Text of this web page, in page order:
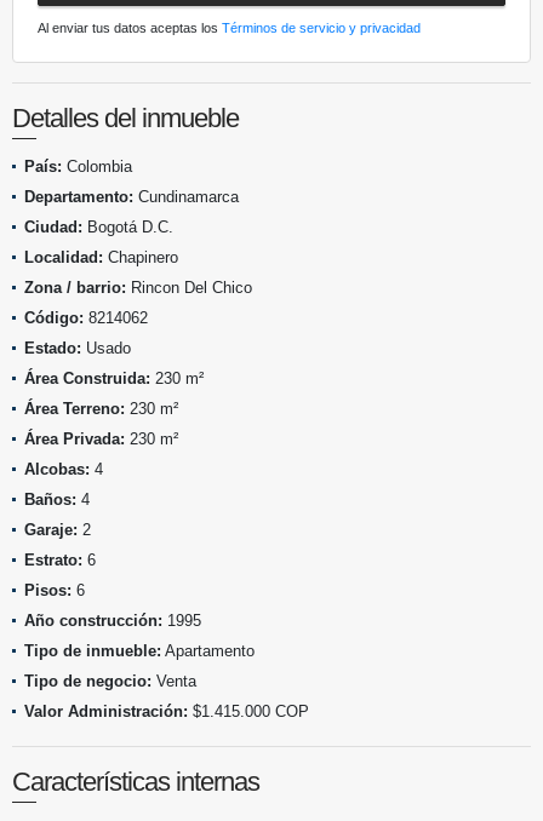
Al enviar tus datos aceptas los Términos de servicio y privacidad
Detalles del inmueble
País: Colombia
Departamento: Cundinamarca
Ciudad: Bogotá D.C.
Localidad: Chapinero
Zona / barrio: Rincon Del Chico
Código: 8214062
Estado: Usado
Área Construida: 230 m²
Área Terreno: 230 m²
Área Privada: 230 m²
Alcobas: 4
Baños: 4
Garaje: 2
Estrato: 6
Pisos: 6
Año construcción: 1995
Tipo de inmueble: Apartamento
Tipo de negocio: Venta
Valor Administración: $1.415.000 COP
Características internas